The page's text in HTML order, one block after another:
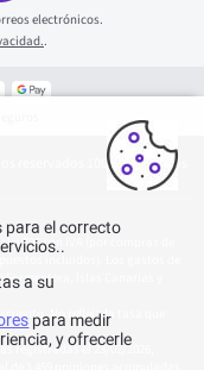
electrónicos.
.
reservados 1001Neumaticos
70€ con IVA (por compras de
incluidos). Los gastos de
Islas Canarias y
No refleja la tasa que
registradas el 23/02/2026,
para el correcto
a su
para medir
y ofrecerle